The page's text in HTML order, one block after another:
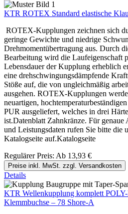
KTR ROTEX Standard elastische
ROTEX-Kupplungen zeichnen sich
geringe Gewichte und niedrige
Drehmomentübertragung aus. Durch
Bearbeitung wird die Laufeigenschaft
Lebensdauer der Kupplung erheblich
eine drehschwingungsdämpfende
Stöße auf, die von ungleichmäßig
ausgehen. ROTEX-Kupplungen
neuartigen,
PUR ausgeliefert, welches in drei
ist.Datenblatt Zahnkränze. Für genaue
und Leistungsdaten rufen Sie bitte die
Katalogseite auf.Katalogseite
Regulärer Preis: Ab 13,93 €
Preise inkl. MwSt. zzgl. Versandkosten
Details
KTR Wellenkupplung komplett
Klemmbuchse – 78 Shore-A